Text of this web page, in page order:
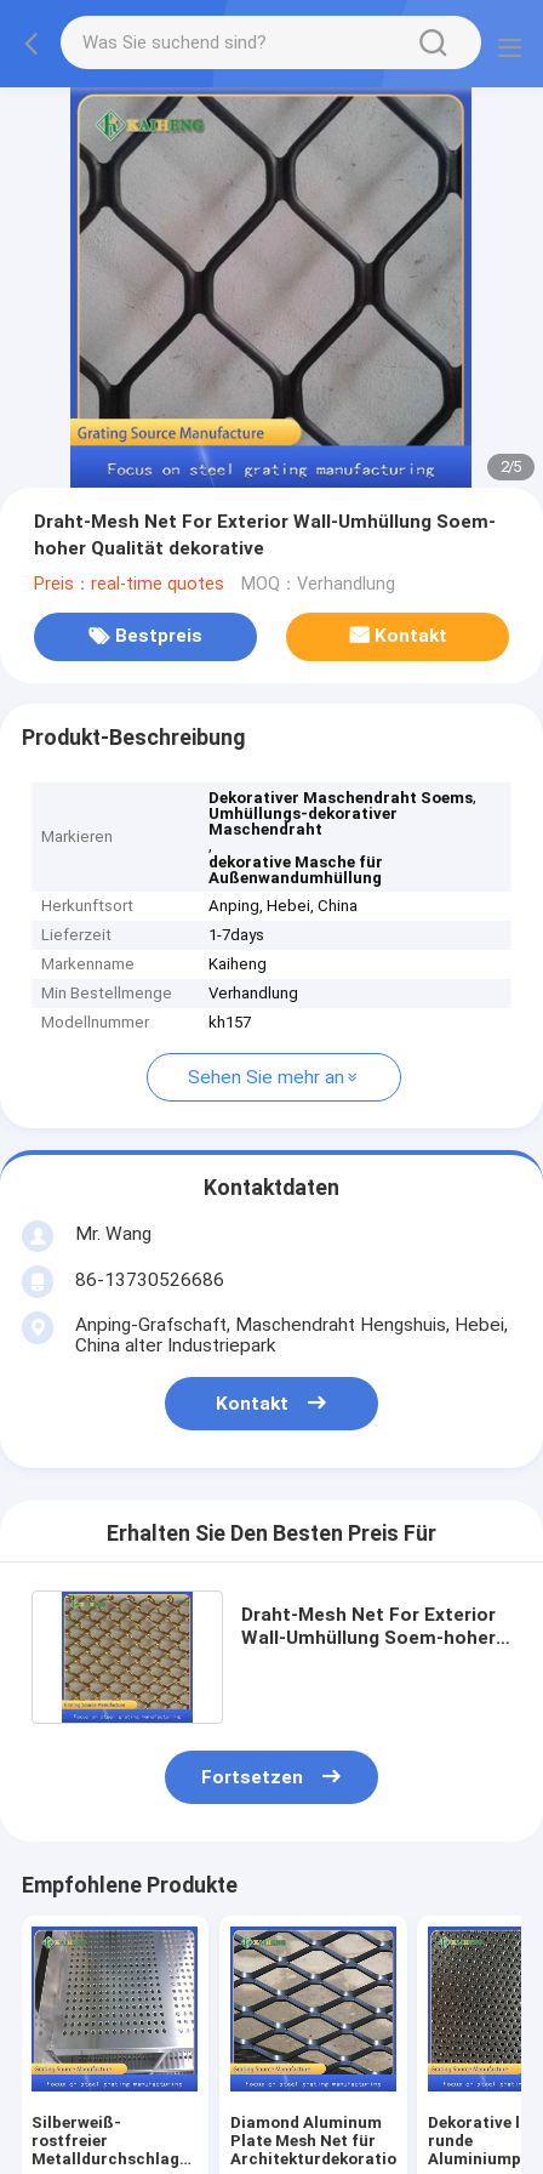
2/5
Draht-Mesh Net For Exterior Wall-Umhüllung Soem-
hoher Qualität dekorative
Preis：real-time quotes MOQ：Verhandlung
Bestpreis Kontakt
Produkt-Beschreibung
Markieren
Dekorativer Maschendraht Soems,
Umhüllungs-dekorativer
Maschendraht
,
dekorative Masche für
Außenwandumhüllung
Herkunftsort
Anping, Hebei, China
Lieferzeit
1-7days
Markenname
Kaiheng
Min Bestellmenge
Verhandlung
Modellnummer
kh157
Sehen Sie mehr an
Kontaktdaten
Mr. Wang
86-13730526686
Anping-Grafschaft, Maschendraht Hengshuis, Hebei,
China alter Industriepark
Kontakt
Erhalten Sie Den Besten Preis Für
Draht-Mesh Net For Exterior
Wall-Umhüllung Soem-hoher
Fortsetzen
Empfohlene Produkte
Silberweiß-
rostfreier
Metalldurchschlags-
Diamond Aluminum
Plate Mesh Net für
Architekturdekoration
Dekorative
runde